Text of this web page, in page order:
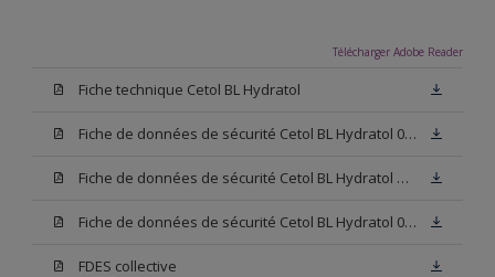
Télécharger Adobe Reader
Fiche technique Cetol BL Hydratol
Fiche de données de sécurité Cetol BL Hydratol 006
Fiche de données de sécurité Cetol BL Hydratol Base TU
Fiche de données de sécurité Cetol BL Hydratol 009
FDES collective